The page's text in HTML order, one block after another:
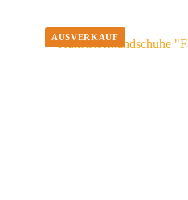
Material